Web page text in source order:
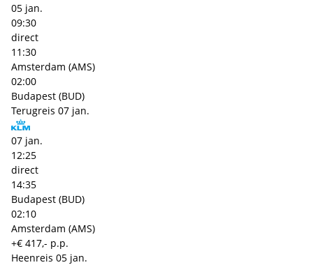
05 jan.
09:30
direct
11:30
Amsterdam (AMS)
02:00
Budapest (BUD)
Terugreis 07 jan.
07 jan.
12:25
direct
14:35
Budapest (BUD)
02:10
Amsterdam (AMS)
+€ 417,- p.p.
Heenreis 05 jan.